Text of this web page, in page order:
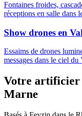
Fontaines froides,
réceptions en salle dans
Show drones en
Essaims de drones
messages dans le ciel
Votre artificier
Marne